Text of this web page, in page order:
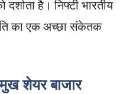
है। निफ्टी भारतीय
का एक अच्छा संकेतक
शेयर बाजार